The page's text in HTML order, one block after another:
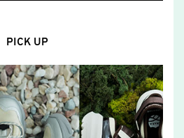
PICK UP